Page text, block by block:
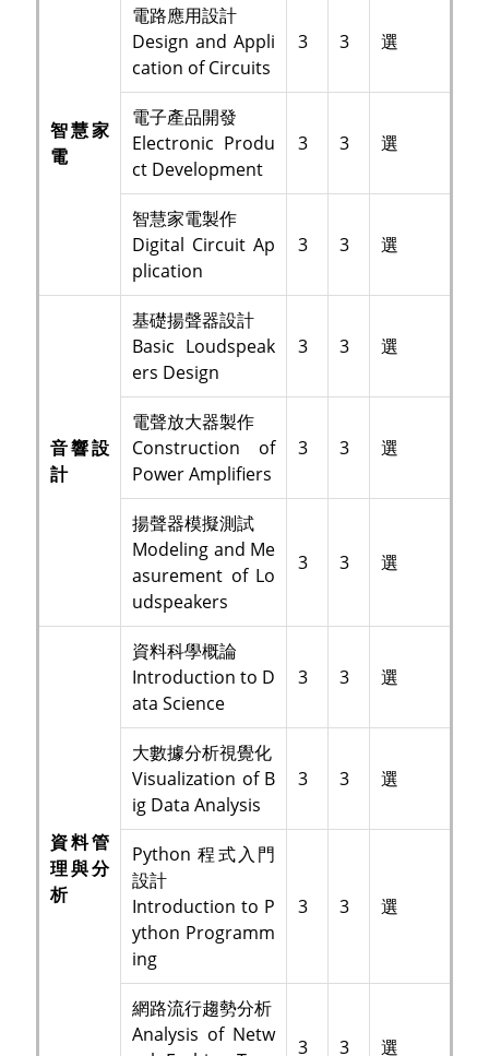
智慧家
電
電路應用設計
Design and Appli
cation of Circuits
3 3 選
電子產品開發
Electronic Produ
ct Development
3 3 選
智慧家電製作
Digital Circuit Ap
plication
3 3 選
音響設
計
基礎揚聲器設計
Basic Loudspeak
ers Design
3 3 選
電聲放大器製作
Construction of
Power Amplifiers
3 3 選
揚聲器模擬測試
Modeling and Me
asurement of Lo
udspeakers
3 3 選
資料管
理與分
析
資料科學概論
Introduction to D
ata Science
3 3 選
大數據分析視覺化
Visualization of B
ig Data Analysis
3 3 選
Python 程式入門
設計
Introduction to P
ython Programm
ing
3 3 選
網路流行趨勢分析
Analysis of Netw
3 3 選